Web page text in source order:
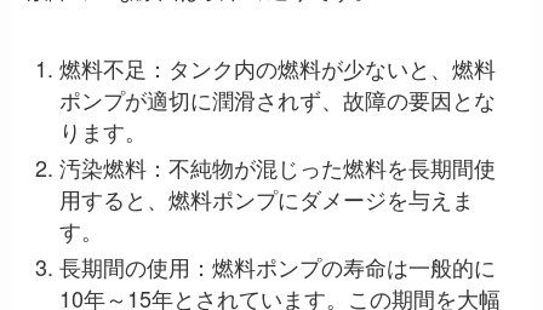
燃料不足：タンク内の燃料が少ないと、燃料
ポンプが適切に潤滑されず、故障の要因とな
ります。
汚染燃料：不純物が混じった燃料を長期間使
用すると、燃料ポンプにダメージを与えま
す。
長期間の使用：燃料ポンプの寿命は一般的に
10年～15年とされています。この期間を大幅